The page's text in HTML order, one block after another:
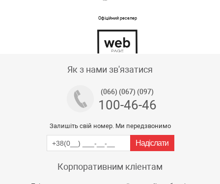
Офіційний реселер
Як з нами зв'язатися
(066) (067) (097)
100-46-46
Залишіть свій номер. Ми передзвонимо
Корпоративним кліентам